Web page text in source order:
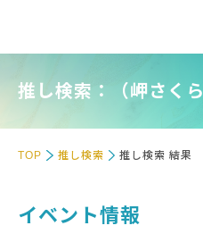
推し検索：（岬さくら
TOP 推し検索 推し検索 結果
イベント情報